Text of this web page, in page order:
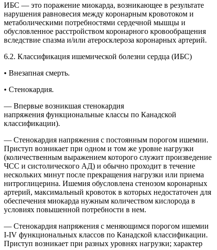
ИБС — это поражение миокарда, возникающее в результате
нарушения равновесия между коронарным кровотоком и
метаболическими потребностями сердечной мышцы и
обусловленное расстройством коронарного кровообращения
вследствие спазма и/или атеросклероза коронарных артерий.
6.2. Классификация ишемической болезни сердца (ИБС)
• Внезапная смерть.
• Стенокардия.
— Впервые возникшая стенокардия
напряжения функциональные классы по Канадской
классификации).
— Стенокардия напряжения с постоянным порогом ишемии.
Приступ возникает при одном и том же уровне нагрузки
(количественным выражением которого служит произведение
ЧСС и систолического АД) и обычно проходит в течение
нескольких минут после прекращения нагрузки или приема
нитроглицерина. Ишемия обусловлена стенозом коронарных
артерий, максимальный кровоток в которых недостаточен для
обеспечения миокарда нужным количеством кислорода в
условиях повышенной потребности в нем.
— Стенокардия напряжения с меняющимся порогом ишемии
I-IV функциональных классов по Канадской классификации.
Приступ возникает при разных уровнях нагрузки; характер